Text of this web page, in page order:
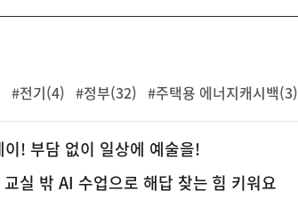
#전기(4) #정부(32) #주택용 에너지캐시백(3)
! 부담 없이 일상에 예술을!
실 밖 AI 수업으로 해답 찾는 힘 키워요